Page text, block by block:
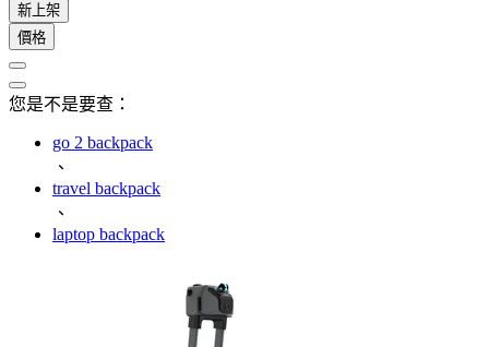
新上架
價格
您是不是要查：
go 2 backpack
、
travel backpack
、
laptop backpack